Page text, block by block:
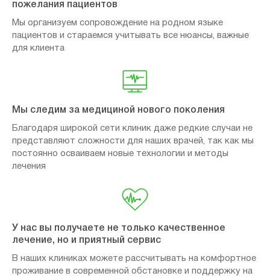
пожелания пациентов
Мы организуем сопровождение на родном языке
пациентов и стараемся учитывать все нюансы, важные
для клиента
Мы следим за медициной нового поколения
Благодаря широкой сети клиник даже редкие случаи не
представляют сложности для наших врачей, так как мы
постоянно осваиваем новые технологии и методы
лечения
У нас вы получаете не только качественное
лечение, но и приятный сервис
В наших клиниках можете рассчитывать на комфортное
проживание в современной обстановке и поддержку на